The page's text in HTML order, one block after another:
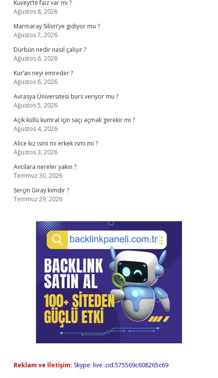
Kuveyt’te faiz var mı ?
Ağustos 8, 2026
Marmaray Silivri’ye gidiyor mu ?
Ağustos 7, 2026
Dürbün nedir nasıl çalışır ?
Ağustos 6, 2026
Kur’an neyi emreder ?
Ağustos 6, 2026
Avrasya Üniversitesi burs veriyor mu ?
Ağustos 5, 2026
Açık küllü kumral için saçı açmak gerekir mi ?
Ağustos 4, 2026
Alice kız ismi mi erkek ismi mi ?
Ağustos 3, 2026
Avcılara nereler yakın ?
Temmuz 30, 2026
Serçin Giray kimdir ?
Temmuz 29, 2026
Reklam ve İletişim: Skype: live:.cid.575569c608265c69